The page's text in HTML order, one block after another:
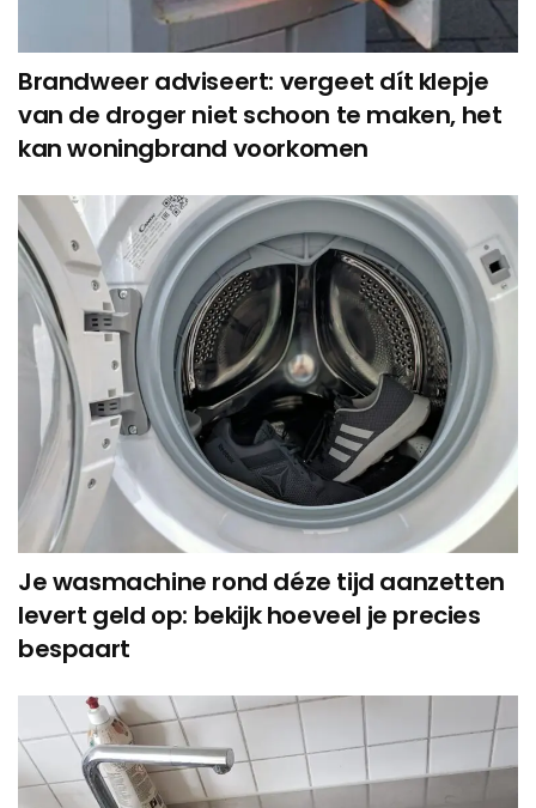
Brandweer adviseert: vergeet dít klepje
van de droger niet schoon te maken, het
kan woningbrand voorkomen
Je wasmachine rond déze tijd aanzetten
levert geld op: bekijk hoeveel je precies
bespaart